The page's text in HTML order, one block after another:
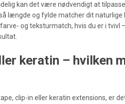
kan det være nødvendigt at
længde og fylde matcher dit naturlige
og teksturmatch, hvis du er i tvivl
keratin – hvilken
clip-in eller keratin extensions, er